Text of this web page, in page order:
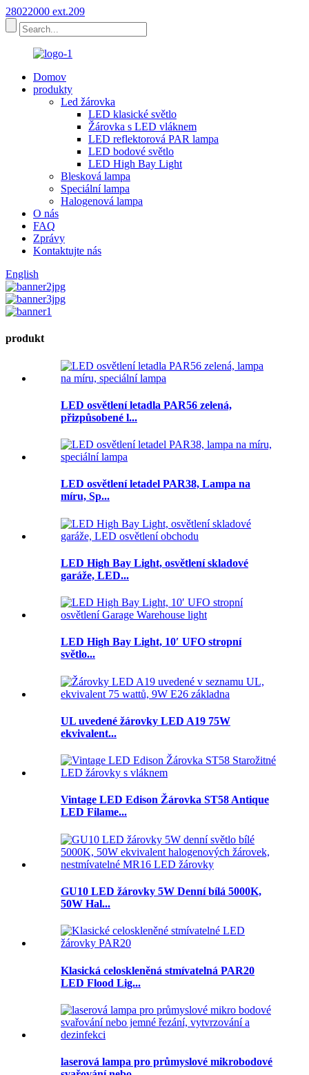
28022000 ext.209
Domov
produkty
Led žárovka
LED klasické světlo
Žárovka s LED vláknem
LED reflektorová PAR lampa
LED bodové světlo
LED High Bay Light
Blesková lampa
Speciální lampa
Halogenová lampa
O nás
FAQ
Zprávy
Kontaktujte nás
English
produkt
LED osvětlení letadla PAR56 zelená,
přizpůsobené l...
LED osvětlení letadel PAR38, Lampa na
míru, Sp...
LED High Bay Light, osvětlení skladové
garáže, LED...
LED High Bay Light, 10′ UFO stropní
světlo...
UL uvedené žárovky LED A19 75W
ekvivalent...
Vintage LED Edison Žárovka ST58 Antique
LED Filame...
GU10 LED žárovky 5W Denní bílá 5000K,
50W Hal...
Klasická celoskleněná stmívatelná PAR20
LED Flood Lig...
laserová lampa pro průmyslové mikrobodové